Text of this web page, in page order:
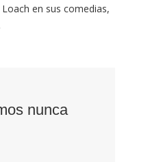
en sus comedias,
nunca